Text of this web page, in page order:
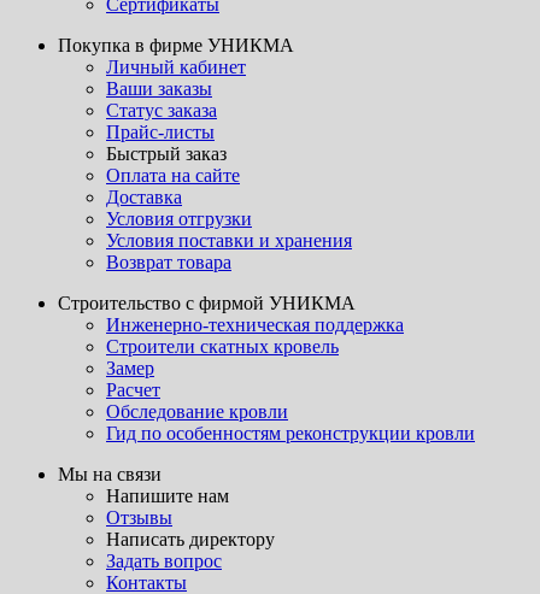
Покупка в фирме УНИКМА
Личный кабинет
Ваши заказы
Статус заказа
Прайс-листы
Быстрый заказ
Оплата на сайте
Доставка
Условия отгрузки
Условия поставки и хранения
Возврат товара
Строительство с фирмой УНИКМА
Инженерно-техническая поддержка
Строители скатных кровель
Замер
Расчет
Обследование кровли
Гид по особенностям реконструкции кровли
Мы на связи
Напишите нам
Отзывы
Написать директору
Задать вопрос
Контакты